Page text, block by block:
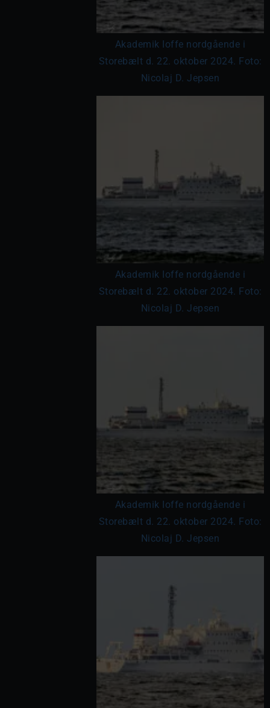
Akademik Ioffe nordgående i
Storebælt d. 22. oktober 2024. Foto:
Nicolaj D. Jepsen
Akademik Ioffe nordgående i
Storebælt d. 22. oktober 2024. Foto:
Nicolaj D. Jepsen
Akademik Ioffe nordgående i
Storebælt d. 22. oktober 2024. Foto:
Nicolaj D. Jepsen